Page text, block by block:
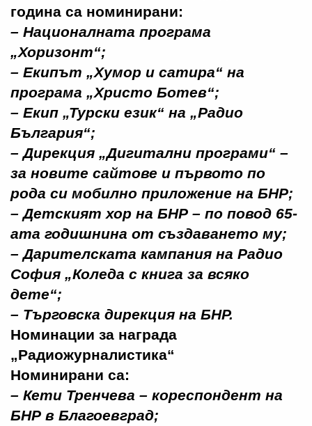
година са номинирани:
– Националната програма
„Хоризонт“;
– Екипът „Хумор и сатира“ на
програма „Христо Ботев“;
– Екип „Турски език“ на „Радио
България“;
–Дирекция „Дигитални програми“ –
за новите сайтове и първото по
рода си мобилно приложение на БНР;
–Детският хор на БНР – по повод 65-
ата годишнина от създаването му;
–Дарителската кампания на Радио
София „Коледа с книга за всяко
дете“;
– Търговска дирекция на БНР.
Номинации за награда
„Радиожурналистика“
Номинирани са:
– Кети Тренчева – кореспондент на
БНР в Благоевград;